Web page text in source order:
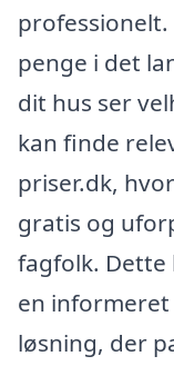
penge i det
dit hus ser
kan finde
priser.dk,
gratis og
fagfolk.
en
løsning, der